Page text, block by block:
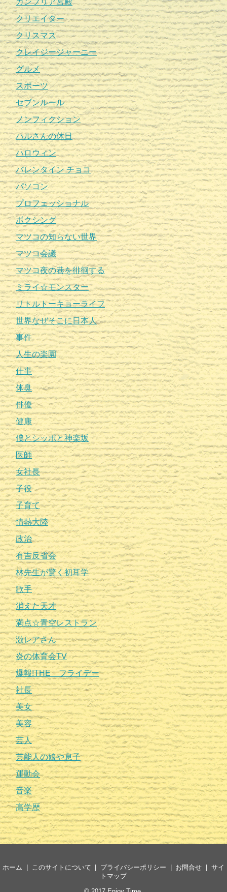
カンブリア宮殿
クリエイター
クリスマス
クレイジージャーニー
グルメ
スポーツ
セブンルール
ノンフィクション
ハルさんの休日
ハロウィン
バレンタイン チョコ
パソコン
プロフェッショナル
ボクシング
マツコの知らない世界
マツコ会議
マツコ夜の巷を徘徊する
ミライ☆モンスター
リトルトーキョーライフ
世界なぜそこに日本人
事件
人生の楽園
仕事
体臭
俳優
健康
僕とシッポと神楽坂
医師
女社長
子役
子育て
情熱大陸
政治
有吉反省会
林先生が驚く初耳学
歌手
消えた天才
満点☆青空レストラン
激レアさん
炎の体育会TV
爆報!THE フライデー
社長
美女
美容
芸人
芸能人の娘や息子
運動会
音楽
高学歴
ホーム このサイトについて プライバシーポリシー お問合せ
サイ
トマップ